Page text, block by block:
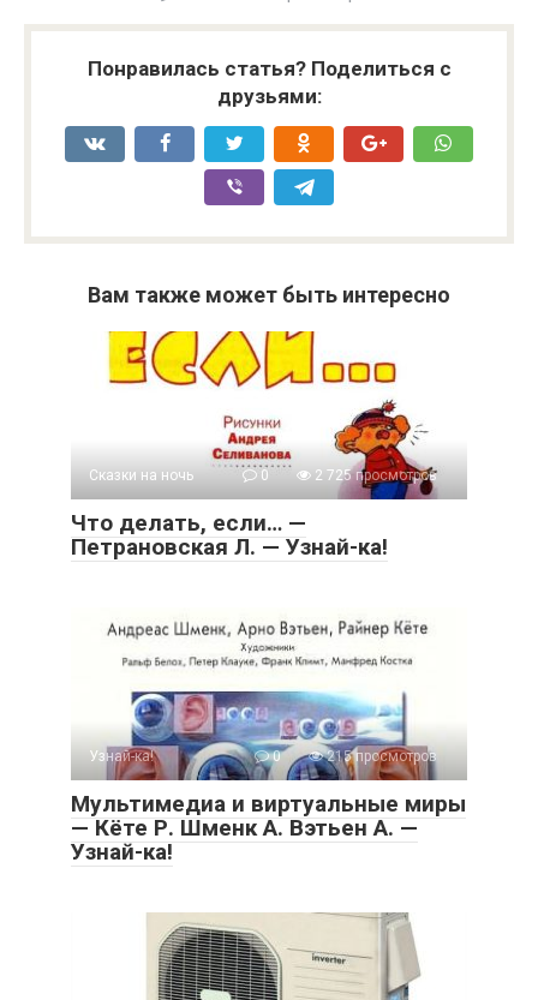
Понравилась статья? Поделиться с
друзьями:
Вам также может быть интересно
Сказки на ночь 0 2 725 просмотров
Что делать, если… —
Петрановская Л. — Узнай-ка!
Узнай-ка! 0 215 просмотров
Мультимедиа и виртуальные миры
— Кёте Р. Шменк А. Вэтьен А. —
Узнай-ка!